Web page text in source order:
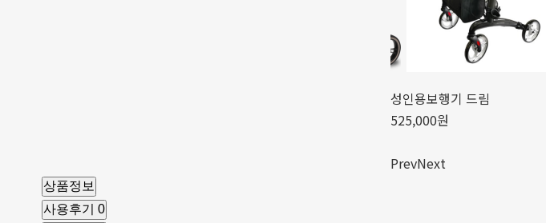
성인용보행기 드림
525,000원
PrevNext
상품정보
사용후기 0